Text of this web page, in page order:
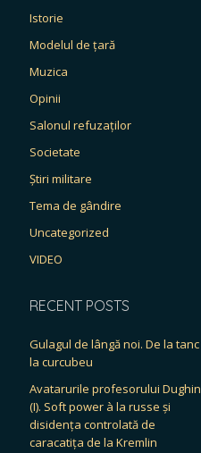
Istorie
Modelul de țară
Muzica
Opinii
Salonul refuzaților
Societate
Știri militare
Tema de gândire
Uncategorized
VIDEO
RECENT POSTS
Gulagul de lângă noi. De la tanc
la curcubeu
Avatarurile profesorului Dughin
(I). Soft power à la russe și
disidența controlată de
caracatița de la Kremlin